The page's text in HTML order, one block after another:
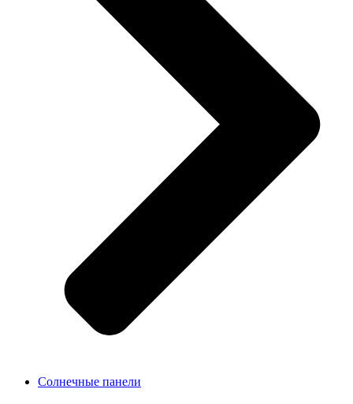
Солнечные панели